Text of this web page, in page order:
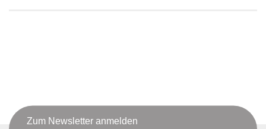
Zum Newsletter anmelden